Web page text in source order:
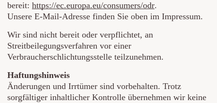
bereit: https://ec.europa.eu/consumers/odr.
Unsere E-Mail-Adresse finden Sie oben im Impressum.
Wir sind nicht bereit oder verpflichtet, an
Streitbeilegungsverfahren vor einer
Verbraucherschlichtungsstelle teilzunehmen.
Haftungshinweis
Änderungen und Irrtümer sind vorbehalten. Trotz
sorgfältiger inhaltlicher Kontrolle übernehmen wir keine